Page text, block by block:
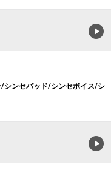
シンセパッド/シンセボイス/シ